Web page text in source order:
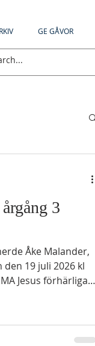
GE GÅVOR
3
Åke Malander,
19 juli 2026 kl
Jesus förhärligad
med dessa
och med Israel.”